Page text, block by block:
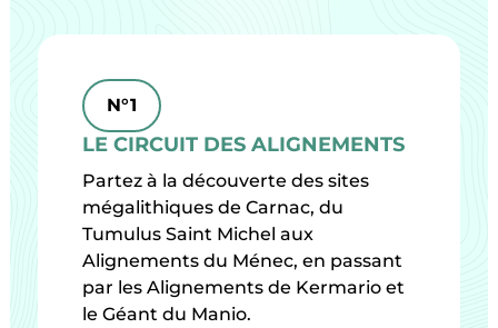
N°1
LE CIRCUIT DES ALIGNEMENTS
Partez à la découverte des sites
mégalithiques de Carnac, du
Tumulus Saint Michel aux
Alignements du Ménec, en passant
par les Alignements de Kermario et
le Géant du Manio.